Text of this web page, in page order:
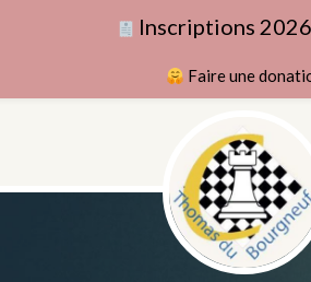
Inscriptions
Faire une